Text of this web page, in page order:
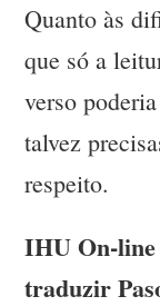
Quanto às
que só a
verso
talvez
respeito.
IHU On-line
traduzir